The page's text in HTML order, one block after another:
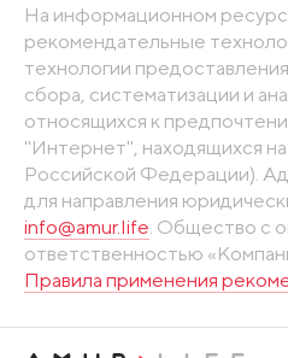
На информационном
рекомендательные
технологии
сбора, систематизации и
относящихся к
"Интернет", находящихся
Российской Федерации).
для направления
info@amur.life . Общество с
ответственностью
Правила применения